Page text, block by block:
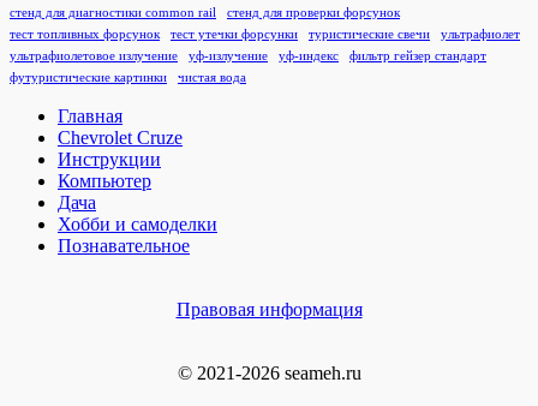
стенд для диагностики common rail
стенд для проверки форсунок
тест топливных форсунок
тест утечки форсунки туристические свечи
ультрафиолет
ультрафиолетовое излучение
уф-излучение уф-индекс
фильтр гейзер стандарт
футуристические картинки
чистая вода
Главная
Chevrolet Cruze
Инструкции
Компьютер
Дача
Хобби и самоделки
Познавательное
Правовая информация
© 2021-2026 seameh.ru